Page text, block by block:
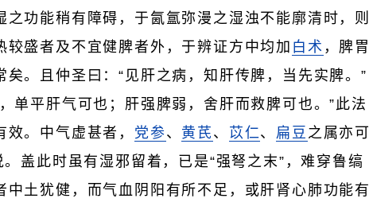
功能稍有障碍，于氤氲弥漫之湿浊不能廓清时，则
盛者及不宜健脾者外，于辨证方中均加 白术 ，脾胃
。且仲圣曰：“见肝之病，知肝传脾，当先实脾。”
单平肝气可也；肝强脾弱，舍肝而救脾可也。”此法
。中气虚甚者， 党参、 黄芪 、 苡仁、 扁豆 之属亦可
盖此时虽有湿邪留着，已是“强弩之末”，难穿鲁缟
土犹健，而气血阴阳有所不足，或肝肾心肺功能有